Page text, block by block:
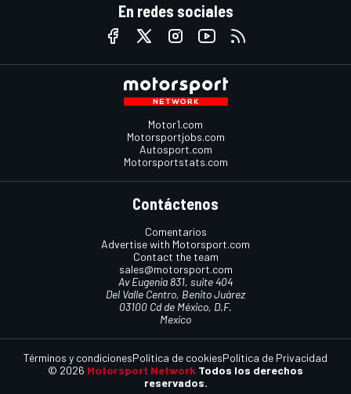
En redes sociales
Motor1.com
Motorsportjobs.com
Autosport.com
Motorsportstats.com
Contáctenos
Comentarios
Advertise with Motorsport.com
Contact the team
sales@motorsport.com
Av Eugenia 831, suite 404
Del Valle Centro, Benito Juárez
03100 Cd de México, D.F.
Mexico
© 2026 Motorsport Network Todos los derechos
reservados.
Términos y condicionesPolítica de cookiesPolítica de Privacidad